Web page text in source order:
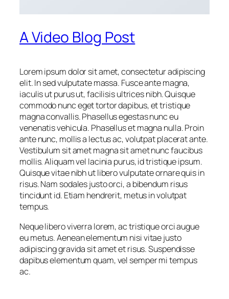
A Video Blog Post
Lorem ipsum dolor sit amet, consectetur adipiscing
elit. In sed vulputate massa. Fusce ante magna,
iaculis ut purus ut, facilisis ultrices nibh. Quisque
commodo nunc eget tortor dapibus, et tristique
magna convallis. Phasellus egestas nunc eu
venenatis vehicula. Phasellus et magna nulla. Proin
ante nunc, mollis a lectus ac, volutpat placerat ante.
Vestibulum sit amet magna sit amet nunc faucibus
mollis. Aliquam vel lacinia purus, id tristique ipsum.
Quisque vitae nibh ut libero vulputate ornare quis in
risus. Nam sodales justo orci, a bibendum risus
tincidunt id. Etiam hendrerit, metus in volutpat
tempus.
Neque libero viverra lorem, ac tristique orci augue
eu metus. Aenean elementum nisi vitae justo
adipiscing gravida sit amet et risus. Suspendisse
dapibus elementum quam, vel semper mi tempus
ac.